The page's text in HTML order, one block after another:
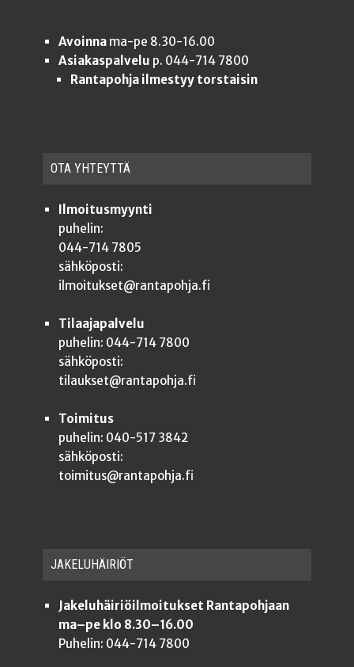
Avoinnama-pe 8.30-16.00
Asiakaspalvelu p. 044-714 7800
Rantapohja ilmestyy torstaisin
OTA YHTEYT­TÄ
Ilmoitusmyynti
puhelin:
044-714 7805
sähköposti:
ilmoitukset@rantapohja.fi
Tilaajapalvelu
puhelin: 044-714 7800
sähköposti:
tilaukset@rantapohja.fi
Toimitus
puhelin: 040-517 3842
sähköposti:
toimitus@rantapohja.fi
JAKE­LU­HÄI­RIÖT
Jakeluhäiriöilmoitukset Rantapohjaan
ma–pe klo 8.30–16.00
Puhelin: 044-714 7800